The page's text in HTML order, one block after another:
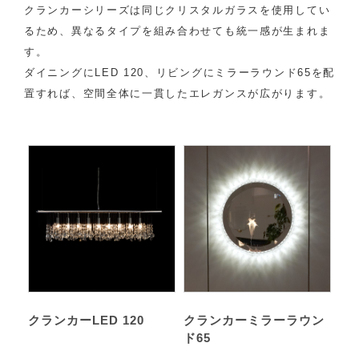
クランカーシリーズは同じクリスタルガラスを使用してい
るため、異なるタイプを組み合わせても統一感が生まれま
す。
ダイニングにLED 120、リビングにミラーラウンド65を配
置すれば、空間全体に一貫したエレガンスが広がります。
クランカーLED 120
クランカーミラーラウン
ド65